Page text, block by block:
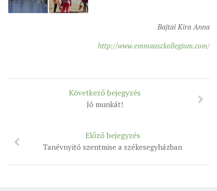
ZSINATI IMA
ZSINATI HÍREK-ÚJSÁG
KISKORÚAK VÉDELME
„GYERMEKVÉDELMI” KIHÍVÁSOK KÁNONJOGI
Bajtai Kira Anna
http://www.emmauszkollegium.com/
Következő bejegyzés
Jó munkát!
Előző bejegyzés
Tanévnyitó szentmise a székesegyházban